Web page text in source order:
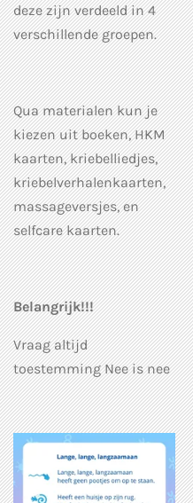
deze zijn verdeeld in 4
verschillende groepen.
Qua materialen kun je
kiezen uit boeken, HKM
kaarten, kriebelliedjes,
kriebelverhalenkaarten,
massageversjes, en
selfcare kaarten.
Belangrijk!!!
Vraag altijd
toestemming Nee is nee